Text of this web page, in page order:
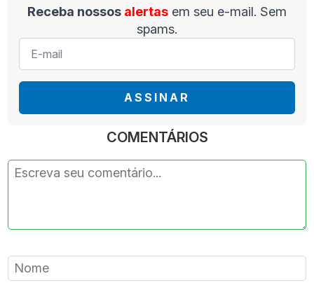
Receba nossos alertas em seu e-mail. Sem
spams.
E-
mail
ASSINAR
COMENTÁRIOS